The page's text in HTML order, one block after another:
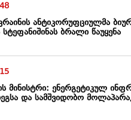
ანტიკორუფციულმა
ბრალი წაუყენა
მინისტრი: ენერგეტიკულ
და სამშვიდობო